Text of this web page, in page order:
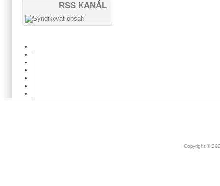
RSS KANÁL
Copyright ©